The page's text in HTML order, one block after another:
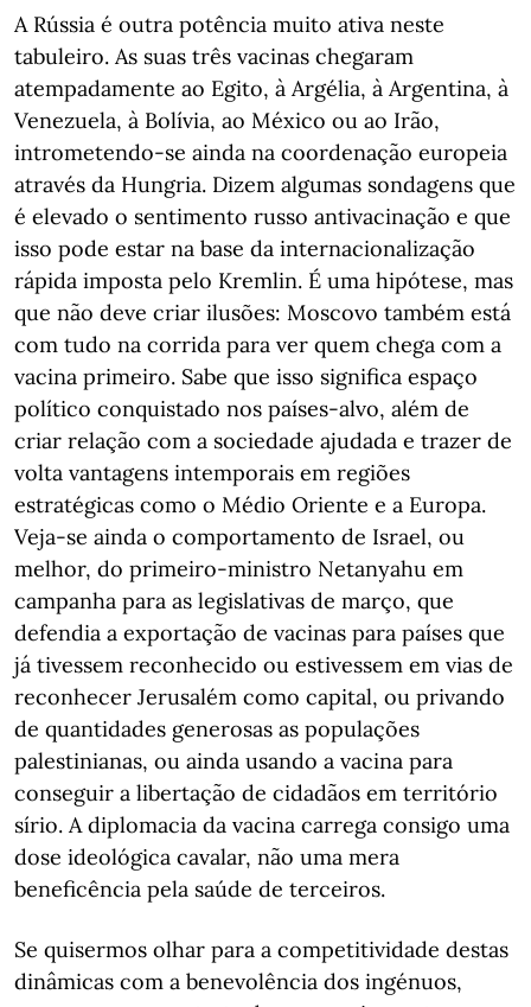
A Rússia é outra potência muito ativa neste
tabuleiro. As suas três vacinas chegaram
atempadamente ao Egito, à Argélia, à Argentina, à
Venezuela, à Bolívia, ao México ou ao Irão,
intrometendo-se ainda na coordenação europeia
através da Hungria. Dizem algumas sondagens que
é elevado o sentimento russo antivacinação e que
isso pode estar na base da internacionalização
rápida imposta pelo Kremlin. É uma hipótese, mas
que não deve criar ilusões: Moscovo também está
com tudo na corrida para ver quem chega com a
vacina primeiro. Sabe que isso significa espaço
político conquistado nos países-alvo, além de
criar relação com a sociedade ajudada e trazer de
volta vantagens intemporais em regiões
estratégicas como o Médio Oriente e a Europa.
Veja-se ainda o comportamento de Israel, ou
melhor, do primeiro-ministro Netanyahu em
campanha para as legislativas de março, que
defendia a exportação de vacinas para países que
já tivessem reconhecido ou estivessem em vias de
reconhecer Jerusalém como capital, ou privando
de quantidades generosas as populações
palestinianas, ou ainda usando a vacina para
conseguir a libertação de cidadãos em território
sírio. A diplomacia da vacina carrega consigo uma
dose ideológica cavalar, não uma mera
beneficência pela saúde de terceiros.
Se quisermos olhar para a competitividade destas
dinâmicas com a benevolência dos ingénuos,